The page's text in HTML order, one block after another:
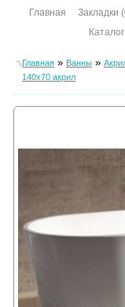
Главная Закладки
Главная» Ванны»
140х70 акрил